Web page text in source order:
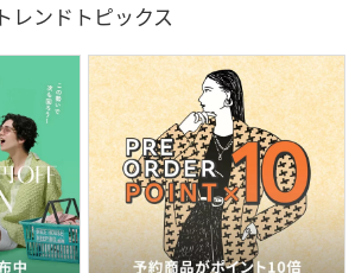
トレンドトピックス